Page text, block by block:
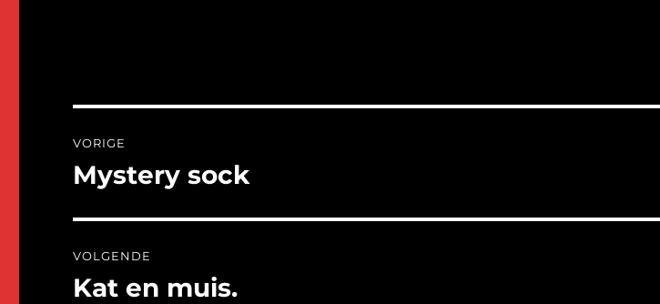
navigatie
VORIGE
Vorig
Mystery sock
VOLGENDE
Volgend
Kat en muis.